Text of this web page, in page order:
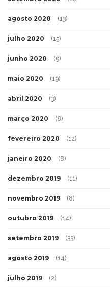
agosto 2020 (13)
julho 2020 (15)
junho 2020 (9)
maio 2020 (19)
abril 2020 (3)
março 2020 (8)
fevereiro 2020 (12)
janeiro 2020 (8)
dezembro 2019 (11)
novembro 2019 (8)
outubro 2019 (14)
setembro 2019 (33)
agosto 2019 (14)
julho 2019 (2)